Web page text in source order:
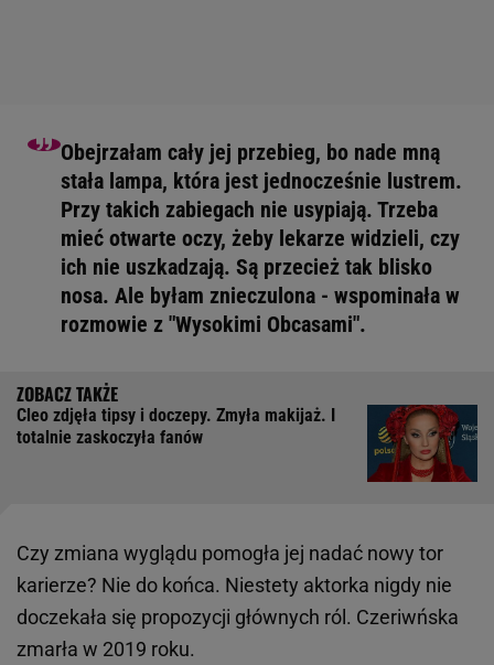
Obejrzałam cały jej przebieg, bo nade mną
stała lampa, która jest jednocześnie lustrem.
Przy takich zabiegach nie usypiają. Trzeba
mieć otwarte oczy, żeby lekarze widzieli, czy
ich nie uszkadzają. Są przecież tak blisko
nosa. Ale byłam znieczulona - wspominała w
rozmowie z "Wysokimi Obcasami".
Cleo zdjęła tipsy i doczepy. Zmyła makijaż. I
totalnie zaskoczyła fanów
Czy zmiana wyglądu pomogła jej nadać nowy tor
karierze? Nie do końca. Niestety aktorka nigdy nie
doczekała się propozycji głównych ról. Czeriwńska
zmarła w 2019 roku.